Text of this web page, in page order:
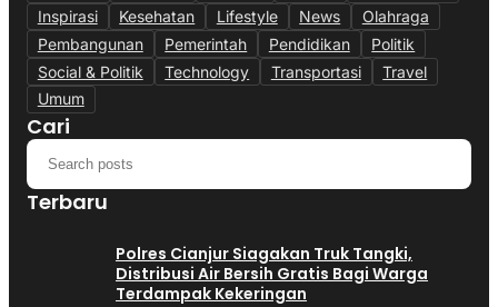
Inspirasi
Kesehatan Lifestyle News
Olahraga
Pembangunan
Pemerintah Pendidikan
Politik
Social & Politik
Technology Transportasi
Travel
Umum
Cari
Terbaru
Polres Cianjur Siagakan Truk Tangki,
Distribusi Air Bersih Gratis Bagi Warga
Terdampak Kekeringan